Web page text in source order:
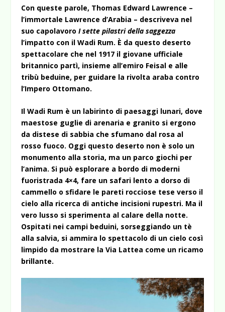
Con queste parole, Thomas Edward Lawrence –
l’immortale Lawrence d’Arabia – descriveva nel
suo capolavoroI sette pilastri della saggezza
l’impatto con il Wadi Rum. È da questo deserto
spettacolare che nel 1917 il giovane ufficiale
britannico partì, insieme all’emiro Feisal e alle
tribù beduine, per guidare la rivolta araba contro
l’Impero Ottomano.
Il Wadi Rum è un labirinto di paesaggi lunari, dove
maestose guglie di arenaria e granito si ergono
da distese di sabbia che sfumano dal rosa al
rosso fuoco. Oggi questo deserto non è solo un
monumento alla storia, ma un parco giochi per
l’anima. Si può esplorare a bordo di moderni
fuoristrada 4×4, fare un safari lento a dorso di
cammello o sfidare le pareti rocciose tese verso il
cielo alla ricerca di antiche incisioni rupestri. Ma il
vero lusso si sperimenta al calare della notte.
Ospitati nei campi beduini, sorseggiando un tè
alla salvia, si ammira lo spettacolo di un cielo così
limpido da mostrare la Via Lattea come un ricamo
brillante.